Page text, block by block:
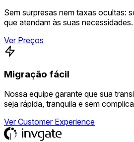
Sem surpresas nem taxas ocultas:
que atendam às suas necessidades.
Ver Preços
Migração fácil
Nossa equipe garante que sua
seja rápida, tranquila e sem
Ver Customer Experience